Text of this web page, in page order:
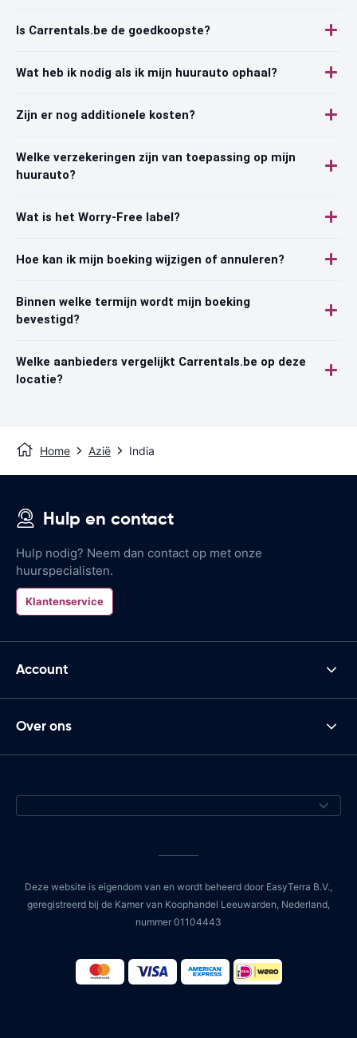
Is Carrentals.be de goedkoopste?
Wat heb ik nodig als ik mijn huurauto ophaal?
Zijn er nog additionele kosten?
Welke verzekeringen zijn van toepassing op mijn
huurauto?
Wat is het Worry-Free label?
Hoe kan ik mijn boeking wijzigen of annuleren?
Binnen welke termijn wordt mijn boeking
bevestigd?
Welke aanbieders vergelijkt Carrentals.be op deze
locatie?
Home Azië India
Hulp en contact
Hulp nodig? Neem dan contact op met onze
huurspecialisten.
Klantenservice
Account
Over ons
Deze website is eigendom van en wordt beheerd door EasyTerra B.V.,
geregistreerd bij de Kamer van Koophandel Leeuwarden, Nederland,
nummer 01104443